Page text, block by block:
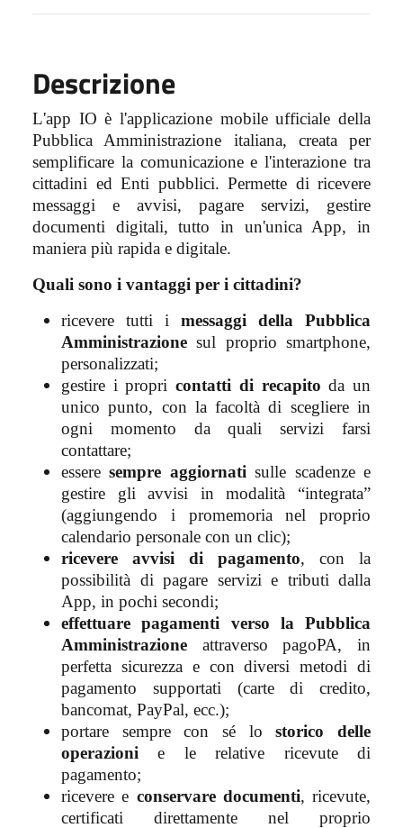
Descrizione
L'app IO è l'applicazione mobile ufficiale della
Pubblica Amministrazione italiana, creata per
semplificare la comunicazione e l'interazione tra
cittadini ed Enti pubblici. Permette di ricevere
messaggi e avvisi, pagare servizi, gestire
documenti digitali, tutto in un'unica App, in
maniera più rapida e digitale.
Quali sono i vantaggi per i cittadini?
ricevere tutti i messaggi della Pubblica
Amministrazione sul proprio smartphone,
personalizzati;
gestire i propricontatti di recapito da un
unico punto, con la facoltà di scegliere in
ogni momento da quali servizi farsi
contattare;
esseresempre aggiornati sulle scadenze e
gestire gli avvisi in modalità “integrata”
(aggiungendo i promemoria nel proprio
calendario personale con un clic);
ricevere avvisi di pagamento, con la
possibilità di pagare servizi e tributi dalla
App, in pochi secondi;
effettuare pagamenti verso la Pubblica
Amministrazione attraverso pagoPA, in
perfetta sicurezza e con diversi metodi di
pagamento supportati (carte di credito,
bancomat, PayPal, ecc.);
portare sempre con sé lostorico delle
operazioni e le relative ricevute di
pagamento;
ricevere e conservare documenti, ricevute,
certificati direttamente nel proprio